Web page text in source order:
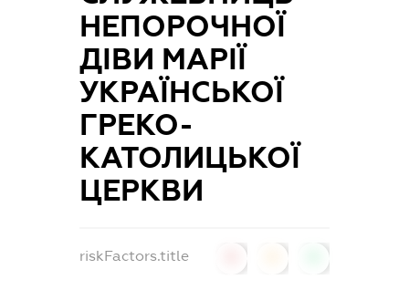
НЕПОРОЧНОЇ
ДІВИ МАРІЇ
УКРАЇНСЬКОЇ
ГРЕКО-
КАТОЛИЦЬКОЇ
ЦЕРКВИ
riskFactors.title